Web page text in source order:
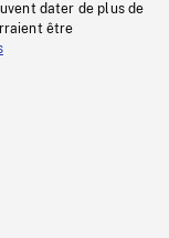
dater de plus de
être